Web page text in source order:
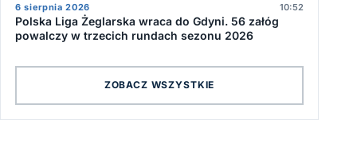
6 sierpnia 2026 10:52
Polska Liga Żeglarska wraca do Gdyni. 56 załóg
powalczy w trzecich rundach sezonu 2026
ZOBACZ WSZYSTKIE